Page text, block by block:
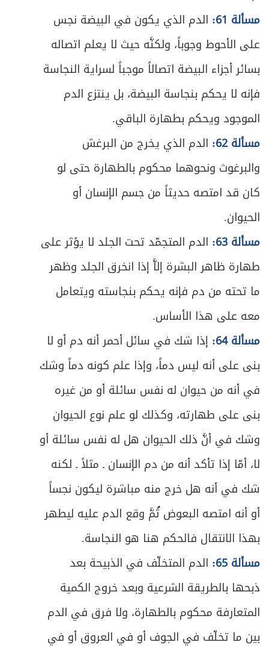
مسألة 61:
الدم الذي يكون في البيضة نجس
على الأحوط وجوباً، ولكنَّه حيث لا يعلم اتصاله
بسائر أجزاء البيضة اتصالاً موجباً لسراية النجاسة
فإنه لا يحكم بنجاسة البيضة، بل ينتزع الدم
الموجود ويحكم بطهارة الباقي.
مسألة 62:
الدم الذي يخرج من البرغش
والبرغوث ونحوهما محكوم بالطهارة حتى لو
كان قد امتصه حديثاً من جسم الإنسان أو
الحيوان.
مسألة 63:
الدم المتجمّد تحت الجلد لا يؤثر على
طهارة ظاهر البشرة إلاَّ إذا انخرق الجلد وظهر
ما تحته من دم فإنه يحكم بنجاسته ويتعامل
معه على هذا الأساس.
مسألة 64:
إذا شك في سائل أحمر أنه دم أو لا
بنى على أنه ليس دماً، وإذا علم كونه دماً وشك
في أنه من حيوان له نفس سائلة أو من غيره
بنى على طهارته، وكذلك لو علم نوع الحيوان
وشك في أنَّ ذلك الحيوان هل له نفس سائلة أو
لا، أمّا إذا تأكد أنه من دم الإنسان ـ مثلاً ـ لكنه
شك في أنه هل خرج منه مباشرة ليكون نجساً
أو أنه امتصه البعوض ثُمَّ وقع الدم عليه ليطهر
بهذا الانتقال فالحكم هنا هو النجاسة.
مسألة 65:
الدم المتخلّف في الذبيحة بعد
ذبحها بالطريقة الشرعية وبعد خروج الكمية
المتعارفة محكوم بالطهارة، ولا فرق في الدم
بين ما تخلّف في الجوف أو في العروق أو في
206 المبحث الخامس ـ في الدفن
ص 213 المبحث السادس ـ في غسل مسّ الميت
215 الفصل الخامس: في التيمم
ص
217 المبحث الأول ـ في مسوغات التيمم
ص220 المبحث الثاني ـ في ما يتيمم به
221 المبحث الثالث ـ في شرائط التيمم
ص
222 المبحث الرابع ـ في كيفية التيمم
ص
223 المبحث الخامس ـ في أحكام التيمم
229 الباب الثاني: في الصلاة
ص
230 هيئة الصلاة وصورتها العامة
235 الفصل الأول: في مقدمات الصلاة
ص
237 المبحث الأول ـ في أوقات الفرائض ونوافلها
ص
246 المبحث الثاني ـ في لباس المصلي
250 في ما يُعفى عنه من النجاسة في الصلاة
ص
259 المبحث الثالث ـ في مكان المصلي
ص267 المبحث الرابع ـ في الاستقبال
269 المبحث الخامس ـ في القيام
ص
273 الفصل الثاني - في أفعال الصلاة
ص
275 أحكام الأذان والإقامة